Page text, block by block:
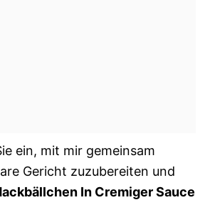
ein, mit mir gemeinsam
Gericht zuzubereiten und
In Cremiger Sauce